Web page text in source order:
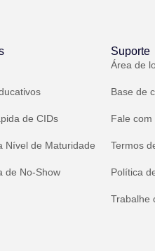
de CIDs
Nível de Maturidade
de No-Show
Suporte
Área de
Base de
Fale com
Termos
Política
Trabalhe